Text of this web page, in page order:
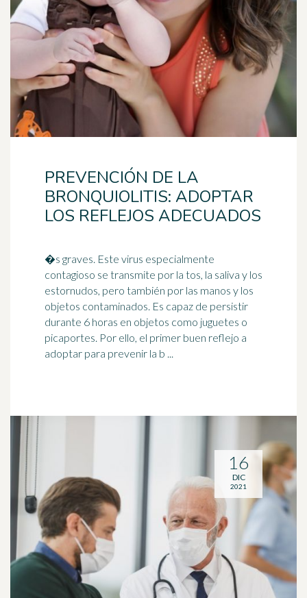
PREVENCIÓN DE LA
BRONQUIOLITIS: ADOPTAR
LOS REFLEJOS ADECUADOS
�s graves. Este virus especialmente
contagioso se transmite por la tos, la saliva y los
estornudos, pero también por las manos y los
objetos contaminados. Es capaz de persistir
durante 6 horas en objetos como juguetes o
picaportes. Por ello, el primer buen reflejo a
adoptar para prevenir la b ...
16
DIC
2021